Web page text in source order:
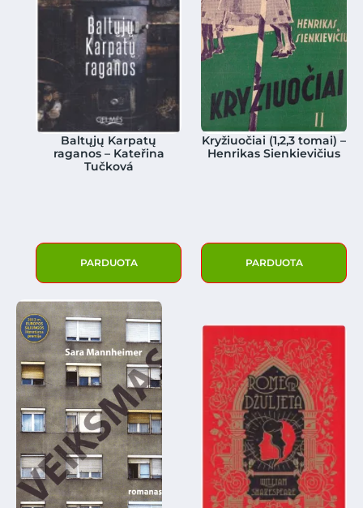
Baltųjų Karpatų
raganos – Kateřina
Tučková
PARDUOTA
Kryžiuočiai (1,2,3 tomai) –
Henrikas Sienkievičius
PARDUOTA